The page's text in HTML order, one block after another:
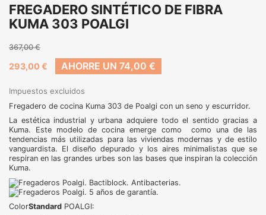
FREGADERO SINTÉTICO DE FIBRA
KUMA 303 POALGI
367,00 €
293,00 € AHORRE UN 74,00 €
Impuestos excluidos
Fregadero de cocina Kuma 303 de Poalgi con un seno y escurridor.
La estética industrial y urbana adquiere todo el sentido gracias a
Kuma. Este modelo de cocina emerge como como una de las
tendencias más utilizadas para las viviendas modernas y de estilo
vanguardista. El diseño depurado y los aires minimalistas que se
respiran en las grandes urbes son las bases que inspiran la colección
Kuma.
ColorStandard POALGI: